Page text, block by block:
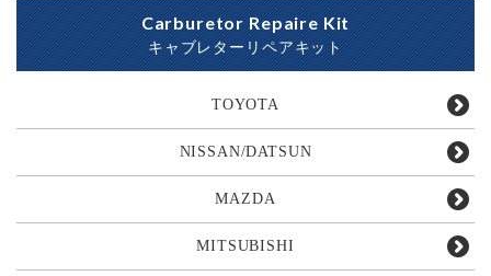
Carburetor Repaire Kit
キャブレターリペアキット
TOYOTA
NISSAN/DATSUN
MAZDA
MITSUBISHI